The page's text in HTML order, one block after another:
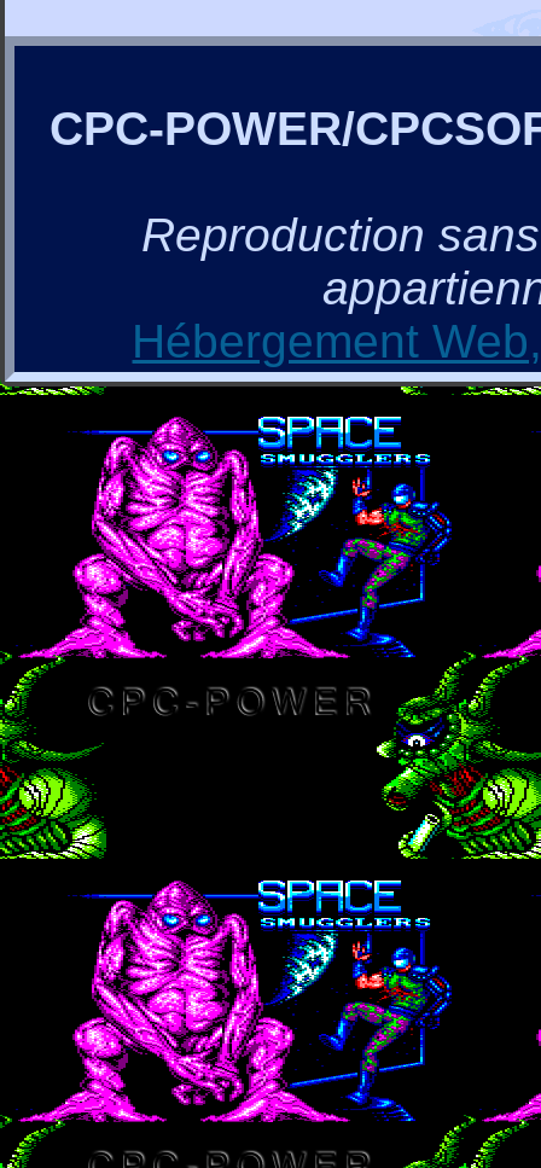
CPC-POWER/
Reproduction
Hébergement